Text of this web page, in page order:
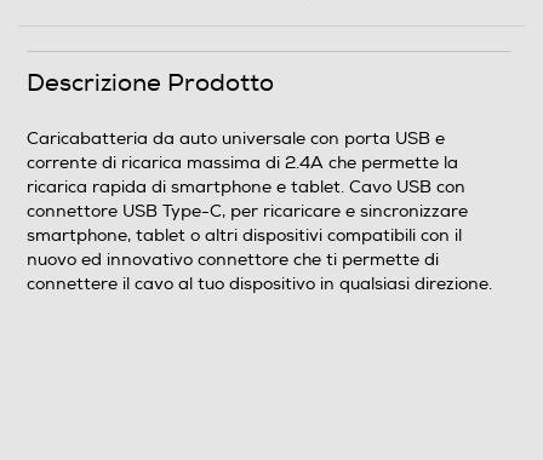
Informazioni sulla sicurezza del prodotto
Clicca qui
Descrizione Prodotto
Caricabatteria da auto universale con porta USB e
corrente di ricarica massima di 2.4A che permette la
ricarica rapida di smartphone e tablet. Cavo USB con
connettore USB Type-C, per ricaricare e sincronizzare
smartphone, tablet o altri dispositivi compatibili con il
nuovo ed innovativo connettore che ti permette di
connettere il cavo al tuo dispositivo in qualsiasi direzione.